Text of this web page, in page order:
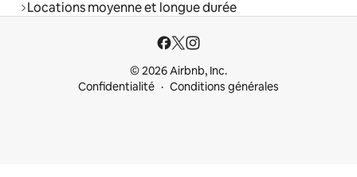
Locations moyenne et longue durée
© 2026 Airbnb, Inc.
Confidentialité
Conditions générales